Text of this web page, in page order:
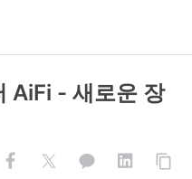
AiFi - 새로운 장